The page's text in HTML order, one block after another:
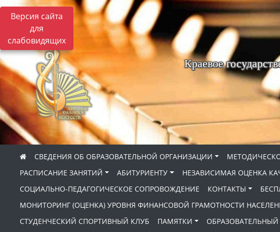
Версия сайта
для
слабовидящих
Краевое
СВЕДЕНИЯ ОБ ОБРАЗОВАТЕЛЬНОЙ ОРГАНИЗАЦИИ
РАСПИСАНИЕ ЗАНЯТИЙ
АБИТУРИЕНТУ НЕЗАВИСИМАЯ ОЦЕНКА
СОЦИАЛЬНО-ПЕДАГОГИЧЕСКОЕ СОПРОВОЖДЕНИЕ
КОНТАКТЫ
МОНИТОРИНГ (ОЦЕНКА) УРОВНЯ ФИНАНСОВОЙ ГРАМОТНОСТИ
СТУДЕНЧЕСКИЙ СПОРТИВНЫЙ КЛУБ
ПАМЯТКИ ОБРАЗОВАТЕЛЬНЫЙ